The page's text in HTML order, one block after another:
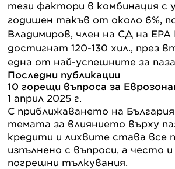
тези фактори в комбинация с
годишен такъв от около 6%,
Владимиров, член на СД на
достигнат 120-130 хил., през
една от най-успешните за
Последни публикации
10 горещи въпроса за
1 април 2025 г.
С приближаването на
темата за влиянието върху
кредити и лихвите става
изпълнено с въпроси, а често
погрешни тълкувания.